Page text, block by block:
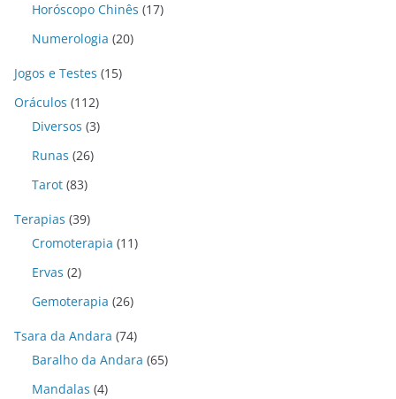
Horóscopo Chinês (17)
Numerologia (20)
Jogos e Testes (15)
Oráculos (112)
Diversos (3)
Runas (26)
Tarot (83)
Terapias (39)
Cromoterapia (11)
Ervas (2)
Gemoterapia (26)
Tsara da Andara (74)
Baralho da Andara (65)
Mandalas (4)